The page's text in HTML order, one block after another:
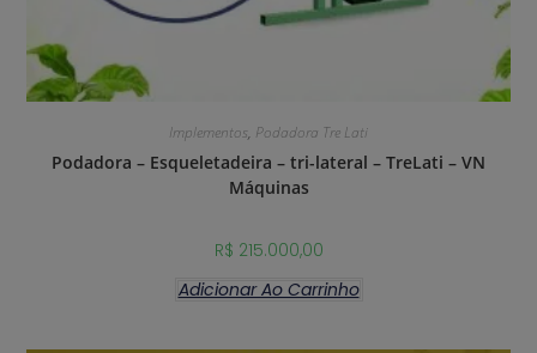
Implementos, Podadora Tre Lati
Podadora – Esqueletadeira – tri-lateral – TreLati – VN
Máquinas
R$ 215.000,00
Adicionar Ao Carrinho